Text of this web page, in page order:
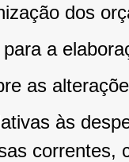
dos
a
as
às
correntes,